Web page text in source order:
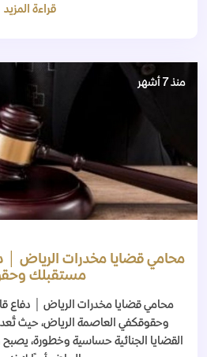
قراءة المزيد
منذ 7 أشهر
محامي قضايا مخدرات الرياض │
مستقبلك
محامي قضايا مخدرات الرياض │ دفاع
وحقوقكفي العاصمة الرياض، حيث تُعد
القضايا الجنائية حساسية وخطورة،